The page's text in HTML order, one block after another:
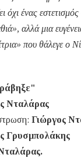
όχι ένας
αλλά μια
που θάλεγε ο
Νταλάρας
Γιώργος
Γρυσμπολάκης